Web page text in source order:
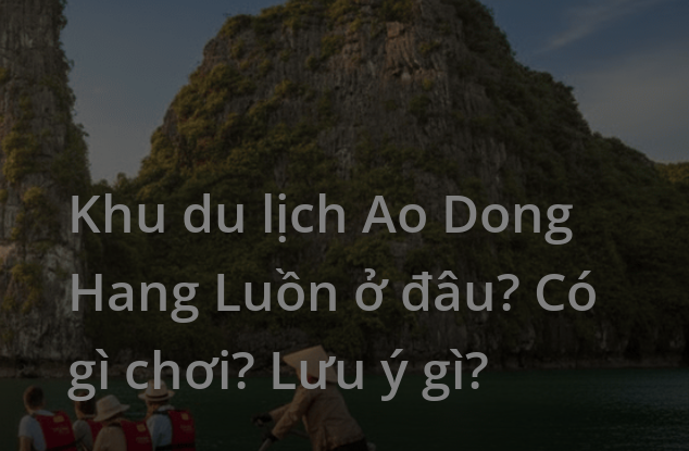
Khu du lịch Ao Dong
Hang Luồn ở đâu? Có
gì chơi? Lưu ý gì?